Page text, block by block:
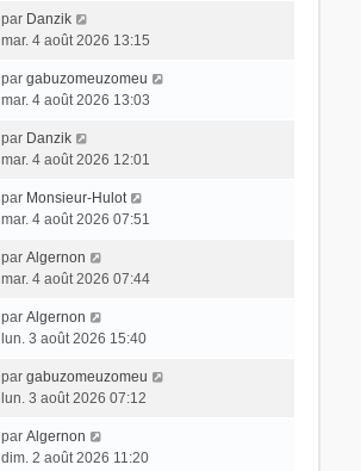
par Danzik
mar. 4 août 2026 13:15
par gabuzomeuzomeu
mar. 4 août 2026 13:03
par Danzik
mar. 4 août 2026 12:01
par Monsieur-Hulot
mar. 4 août 2026 07:51
par Algernon
mar. 4 août 2026 07:44
par Algernon
lun. 3 août 2026 15:40
par gabuzomeuzomeu
lun. 3 août 2026 07:12
par Algernon
dim. 2 août 2026 11:20